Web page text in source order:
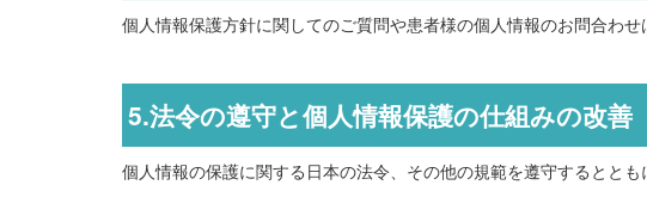
個人情報保護方針に関してのご質問や患者様の個人情報のお問合わせ
5.法令の遵守と個人情報保護の仕組みの改善
個人情報の保護に関する日本の法令、その他の規範を遵守するとと